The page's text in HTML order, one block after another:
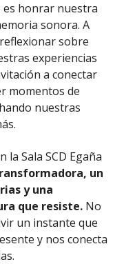
es honrar nuestra
sonora. A
sobre
experiencias
a conectar
momentos de
nuestras
la Sala SCD Egaña
un
y una
que resiste. No
un instante que
y nos conecta